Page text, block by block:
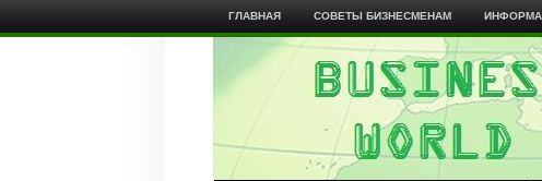
ГЛАВНАЯ СОВЕТЫ БИЗНЕСМЕНАМ